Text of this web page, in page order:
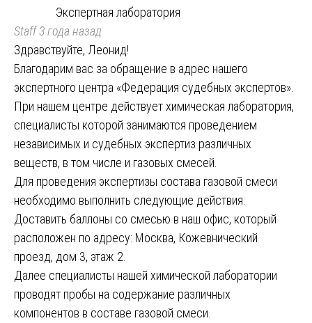
Экспертная лаборатория
Staff3 года назад
Здравствуйте, Леонид!
Благодарим вас за обращение в адрес нашего
экспертного центра «Федерация судебных экспертов».
При нашем центре действует химическая лаборатория,
специалисты которой занимаются проведением
независимых и судебных экспертиз различных
веществ, в том числе и газовых смесей.
Для проведения экспертизы состава газовой смеси
необходимо выполнить следующие действия:
Доставить баллоны со смесью в наш офис, который
расположен по адресу: Москва, Кожевнический
проезд, дом 3, этаж 2.
Далее специалисты нашей химической лаборатории
проводят пробы на содержание различных
компонентов в составе газовой смеси.